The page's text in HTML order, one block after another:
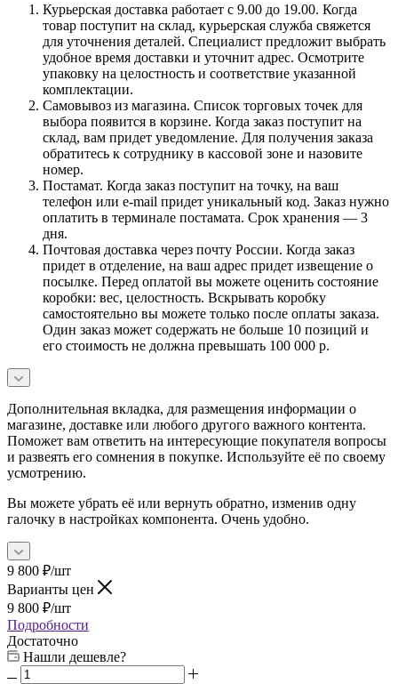
Курьерская доставка работает с 9.00 до 19.00. Когда
товар поступит на склад, курьерская служба свяжется
для уточнения деталей. Специалист предложит выбрать
удобное время доставки и уточнит адрес. Осмотрите
упаковку на целостность и соответствие указанной
комплектации.
Самовывоз из магазина. Список торговых точек для
выбора появится в корзине. Когда заказ поступит на
склад, вам придет уведомление. Для получения заказа
обратитесь к сотруднику в кассовой зоне и назовите
номер.
Постамат. Когда заказ поступит на точку, на ваш
телефон или e-mail придет уникальный код. Заказ нужно
оплатить в терминале постамата. Срок хранения — 3
дня.
Почтовая доставка через почту России. Когда заказ
придет в отделение, на ваш адрес придет извещение о
посылке. Перед оплатой вы можете оценить состояние
коробки: вес, целостность. Вскрывать коробку
самостоятельно вы можете только после оплаты заказа.
Один заказ может содержать не больше 10 позиций и
его стоимость не должна превышать 100 000 р.
Дополнительная вкладка, для размещения информации о
магазине, доставке или любого другого важного контента.
Поможет вам ответить на интересующие покупателя вопросы
и развеять его сомнения в покупке. Используйте её по своему
усмотрению.
Вы можете убрать её или вернуть обратно, изменив одну
галочку в настройках компонента. Очень удобно.
9 800 ₽/шт
Варианты цен
9 800 ₽/шт
Подробности
Достаточно
Нашли дешевле?